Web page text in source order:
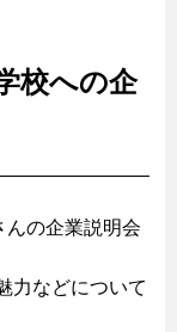
校への企
んの企業説明会
力などについて